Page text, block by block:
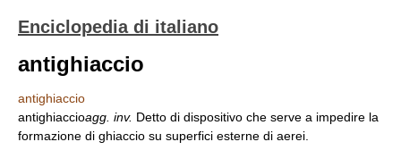
Enciclopedia di italiano
antighiaccio
antighiaccio
antighiaccioagg. inv. Detto di dispositivo che serve a impedire la
formazione di ghiaccio su superfici esterne di aerei.